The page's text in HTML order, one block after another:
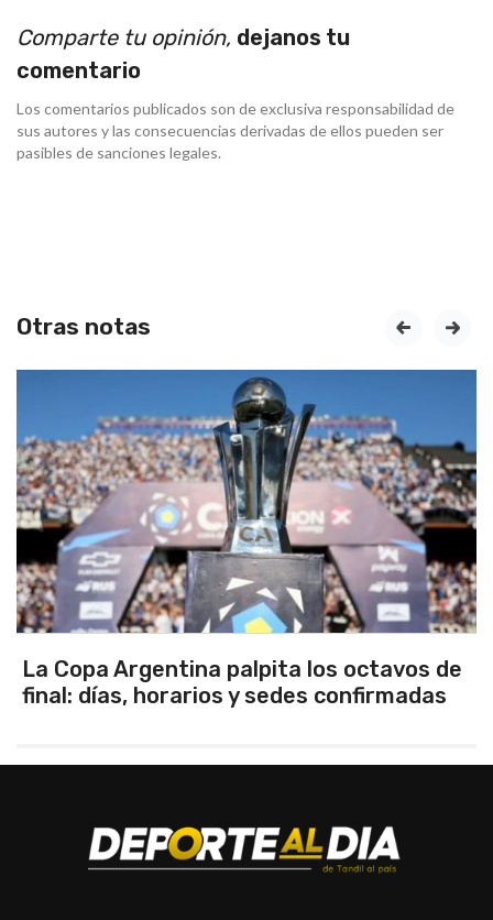
Comparte tu opinión, dejanos tu
comentario
Los comentarios publicados son de exclusiva responsabilidad de
sus autores y las consecuencias derivadas de ellos pueden ser
pasibles de sanciones legales.
Otras notas
La Copa Argentina palpita los octavos de
final: días, horarios y sedes confirmadas
prev next